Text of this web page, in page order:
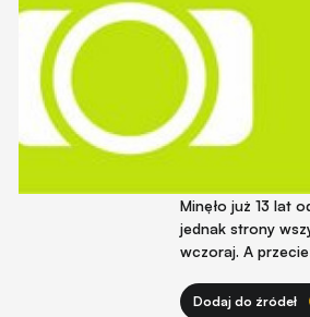
Minęło już 13 lat
jednak strony
wczoraj. A
Dodaj do źródeł